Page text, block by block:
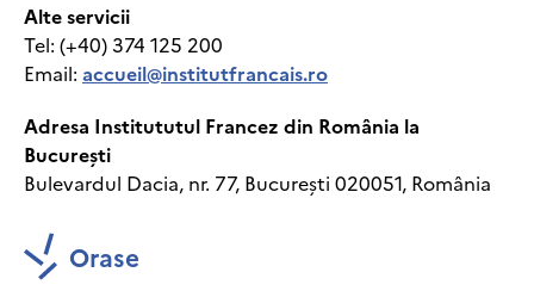
Alte servicii
Tel: (+40) 374 125 200
Email: accueil@institutfrancais.ro
Adresa Institututul Francez din România la
București
Bulevardul Dacia, nr. 77, București 020051, România
Orase